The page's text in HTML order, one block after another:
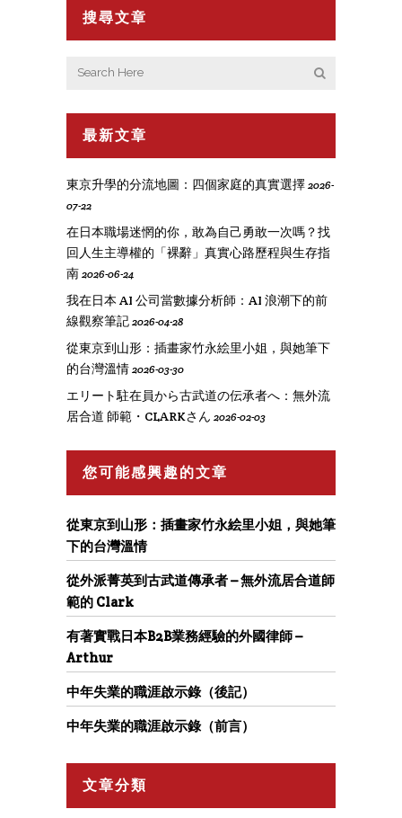
搜尋文章
最新文章
東京升學的分流地圖：四個家庭的真實選擇 2026-
07-22
在日本職場迷惘的你，敢為自己勇敢一次嗎？找
回人生主導權的「裸辭」真實心路歷程與生存指
南 2026-06-24
我在日本 AI 公司當數據分析師：AI 浪潮下的前
線觀察筆記 2026-04-28
從東京到山形：插畫家竹永絵里小姐，與她筆下
的台灣溫情 2026-03-30
エリート駐在員から古武道の伝承者へ：無外流
居合道 師範・CLARKさん 2026-02-03
您可能感興趣的文章
從東京到山形：插畫家竹永絵里小姐，與她筆
下的台灣溫情
從外派菁英到古武道傳承者 – 無外流居合道師
範的 Clark
有著實戰日本B2B業務經驗的外國律師 –
Arthur
中年失業的職涯啟示錄（後記）
中年失業的職涯啟示錄（前言）
文章分類